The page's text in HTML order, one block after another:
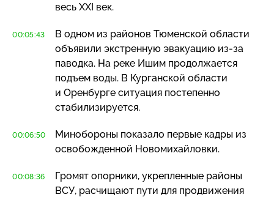
весь XXI век.
00:05:43
В одном из районов Тюменской области
объявили экстренную эвакуацию из-за
паводка. На реке Ишим продолжается
подъем воды. В Курганской области
и Оренбурге ситуация постепенно
стабилизируется.
00:06:50
Минобороны показало первые кадры из
освобожденной Новомихайловки.
00:08:36
Громят опорники, укрепленные районы
ВСУ, расчищают пути для продвижения